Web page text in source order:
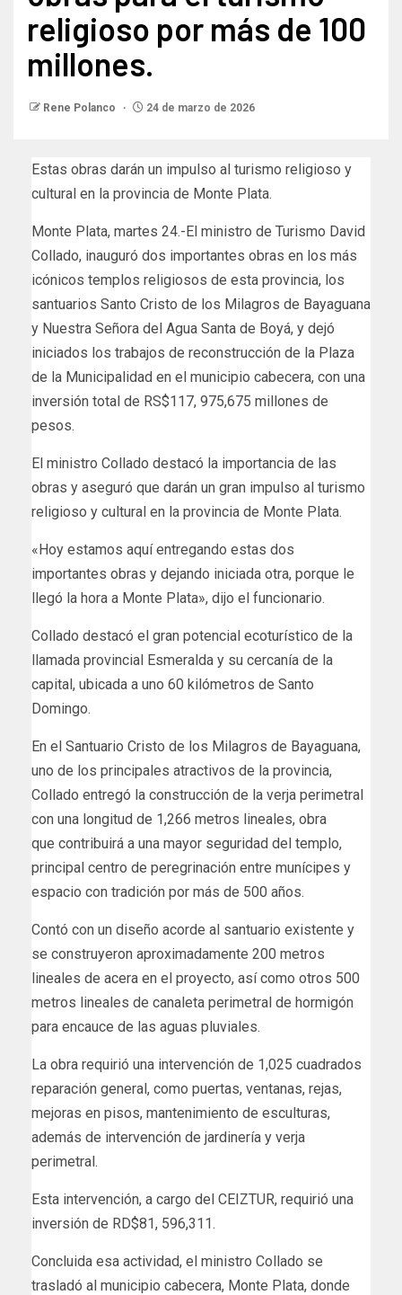
religioso por más de 100
millones.
Rene Polanco 24 de marzo de 2026
Estas obras darán un impulso al turismo religioso y
cultural en la provincia de Monte Plata.
Monte Plata, martes 24.-El ministro de Turismo David
Collado, inauguró dos importantes obras en los más
icónicos templos religiosos de esta provincia, los
santuarios Santo Cristo de los Milagros de Bayaguana
y Nuestra Señora del Agua Santa de Boyá, y dejó
iniciados los trabajos de reconstrucción de la Plaza
de la Municipalidad en el municipio cabecera, con una
inversión total de RS$117, 975,675 millones de
pesos.
El ministro Collado destacó la importancia de las
obras y aseguró que darán un gran impulso al turismo
religioso y cultural en la provincia de Monte Plata.
«Hoy estamos aquí entregando estas dos
importantes obras y dejando iniciada otra, porque le
llegó la hora a Monte Plata», dijo el funcionario.
Collado destacó el gran potencial ecoturístico de la
llamada provincial Esmeralda y su cercanía de la
capital, ubicada a uno 60 kilómetros de Santo
Domingo.
En el Santuario Cristo de los Milagros de Bayaguana,
uno de los principales atractivos de la provincia,
Collado entregó la construcción de la verja perimetral
con una longitud de 1,266 metros lineales, obra
que contribuirá a una mayor seguridad del templo,
principal centro de peregrinación entre munícipes y
espacio con tradición por más de 500 años.
Contó con un diseño acorde al santuario existente y
se construyeron aproximadamente 200 metros
lineales de acera en el proyecto, así como otros 500
metros lineales de canaleta perimetral de hormigón
para encauce de las aguas pluviales.
La obra requirió una intervención de 1,025 cuadrados
reparación general, como puertas, ventanas, rejas,
mejoras en pisos, mantenimiento de esculturas,
además de intervención de jardinería y verja
perimetral.
Esta intervención, a cargo del CEIZTUR, requirió una
inversión de RD$81, 596,311.
Concluida esa actividad, el ministro Collado se
trasladó al municipio cabecera, Monte Plata, donde